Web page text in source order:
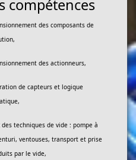
compétences
des composants de
des actionneurs,
de capteurs et logique
des techniques de vide : pompe à
ventouses, transport et prise
par le vide,